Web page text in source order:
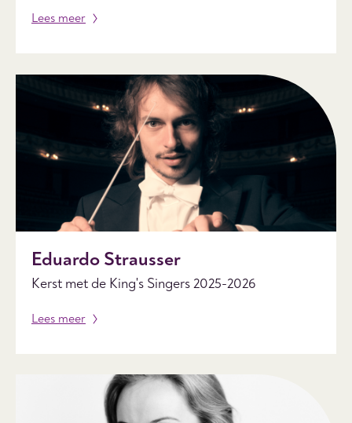
Lees meer
Eduardo Strausser
Kerst met de King's Singers 2025-2026
Lees meer